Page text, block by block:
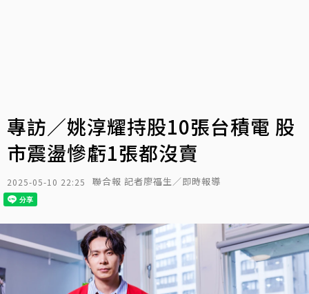
專訪／姚淳耀持股10張台積電 股
市震盪慘虧1張都沒賣
2025-05-10 22:25 聯合報 記者廖福生／即時報導